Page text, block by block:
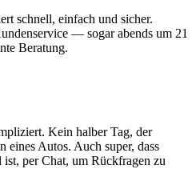
schnell, einfach und sicher.
— sogar abends um 21
Beratung.
Kein halber Tag, der
eines Autos. Auch super, dass
per Chat, um Rückfragen zu